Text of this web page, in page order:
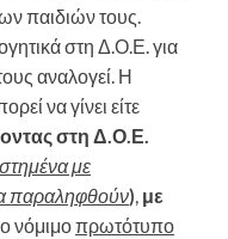
παιδιών τους.
στη Δ.Ο.Ε. για
αναλογεί. Η
να γίνει είτε
στη Δ.Ο.Ε.
με
παραληφθούν), με
νόμιμοπρωτότυπο